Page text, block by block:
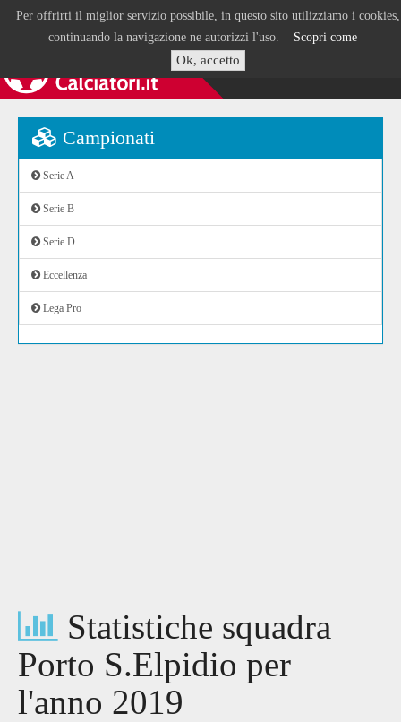
Per offrirti il miglior servizio possibile, in questo sito utilizziamo i cookies,
continuando la navigazione ne autorizzi l'uso. Scopri come
Ok, accetto
Campionati
Serie A
Serie B
Serie D
Eccellenza
Lega Pro
Statistiche squadra
Porto S.Elpidio per
l'anno 2019